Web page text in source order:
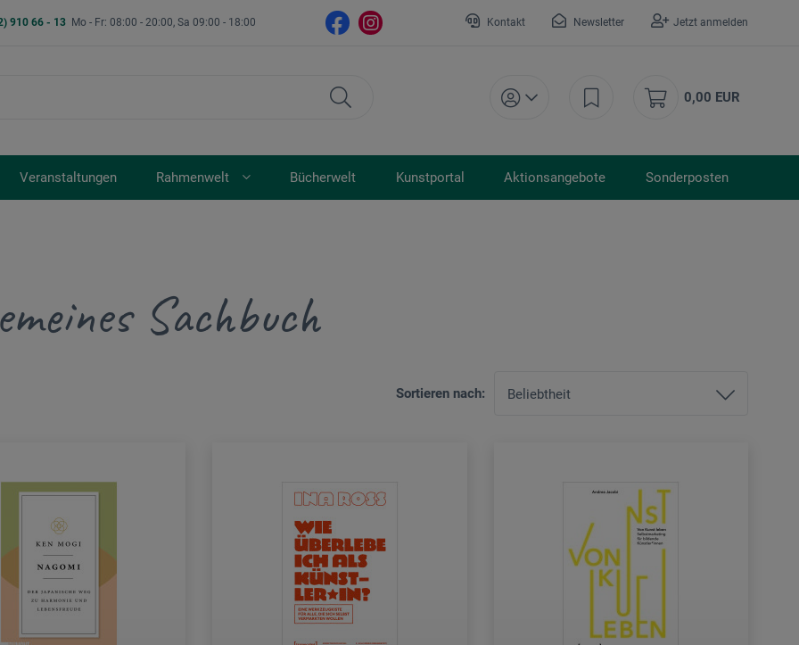
910 66 - 13 Mo - Fr: 08:00 - 20:00, Sa 09:00 - 18:00 Kontakt Newsletter Jetzt anmelden
0,00 EUR
Veranstaltungen Rahmenwelt Bücherwelt Kunstportal Aktionsangebote Sonderposten
Sachbuch
Sortieren nach: